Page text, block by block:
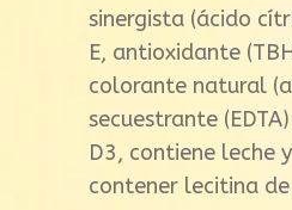
sinergista (ácido
E, antioxidante
colorante natural
secuestrante
D3, contiene leche
contener lecitina de